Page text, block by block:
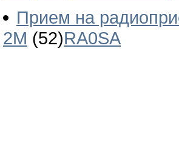
Прием на
2М (52)RA0SA